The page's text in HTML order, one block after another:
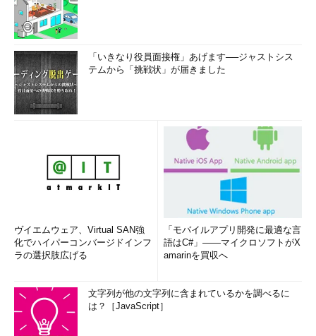
「いきなり役員面接権」あげます──ジャストシス
テムから「挑戦状」が届きました
ヴイエムウェア、Virtual SAN強
化でハイパーコンバージドインフ
ラの選択肢広げる
「モバイルアプリ開発に最適な言
語はC#」――マイクロソフトがX
amarinを買収へ
文字列が他の文字列に含まれているかを調べるに
は？［JavaScript］